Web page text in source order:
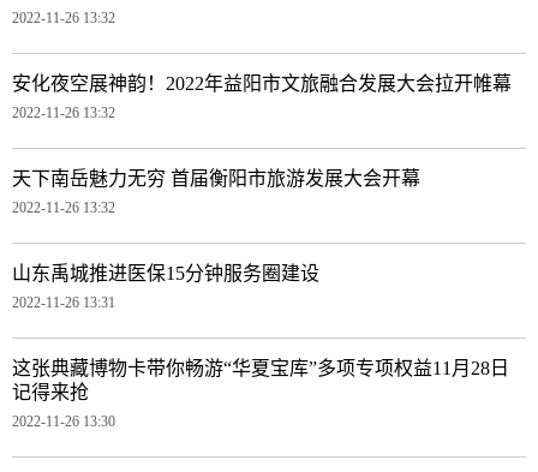
2022-11-26 13:32
安化夜空展神韵！2022年益阳市文旅融合发展大会拉开帷幕
2022-11-26 13:32
天下南岳魅力无穷 首届衡阳市旅游发展大会开幕
2022-11-26 13:32
山东禹城推进医保15分钟服务圈建设
2022-11-26 13:31
这张典藏博物卡带你畅游“华夏宝库”多项专项权益11月28日
记得来抢
2022-11-26 13:30